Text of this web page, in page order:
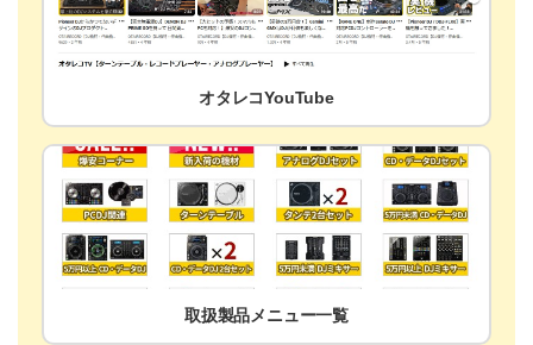
オタレコYouTube
取扱製品メニュー一覧